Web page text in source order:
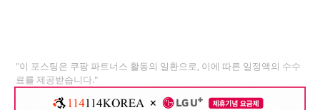
"이 포스팅은 쿠팡 파트너스 활동의 일환으로, 이에 따른 일정액의 수수
료를 제공받습니다."